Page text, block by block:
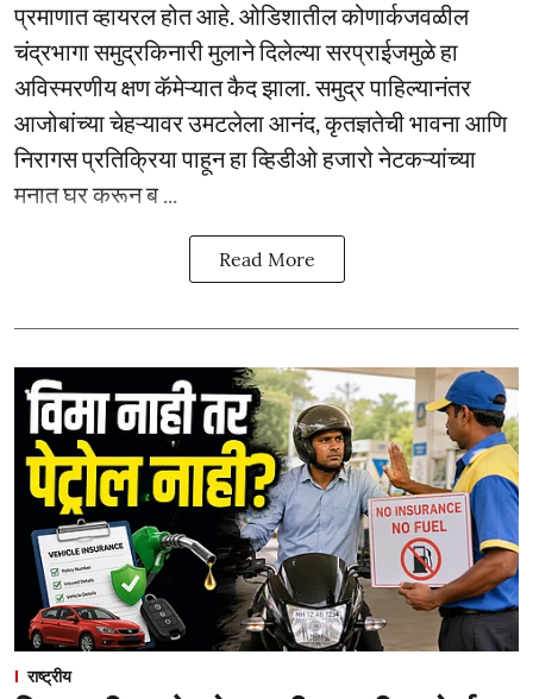
प्रमाणात व्हायरल होत आहे. ओडिशातील कोणार्कजवळील
चंद्रभागा समुद्रकिनारी मुलाने दिलेल्या सरप्राईजमुळे हा
अविस्मरणीय क्षण कॅमेऱ्यात कैद झाला. समुद्र पाहिल्यानंतर
आजोबांच्या चेहऱ्यावर उमटलेला आनंद, कृतज्ञतेची भावना आणि
निरागस प्रतिक्रिया पाहून हा व्हिडीओ हजारो नेटकऱ्यांच्या
मनात घर करून ब ...
Read More
राष्ट्रीय